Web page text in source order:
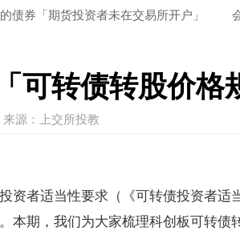
期货投资者未在交易所开户」 会稽山
可转债转股价格
来源：上交所投教
者适当性要求（《可转债投资者适
本期，我们为大家梳理科创板可转债